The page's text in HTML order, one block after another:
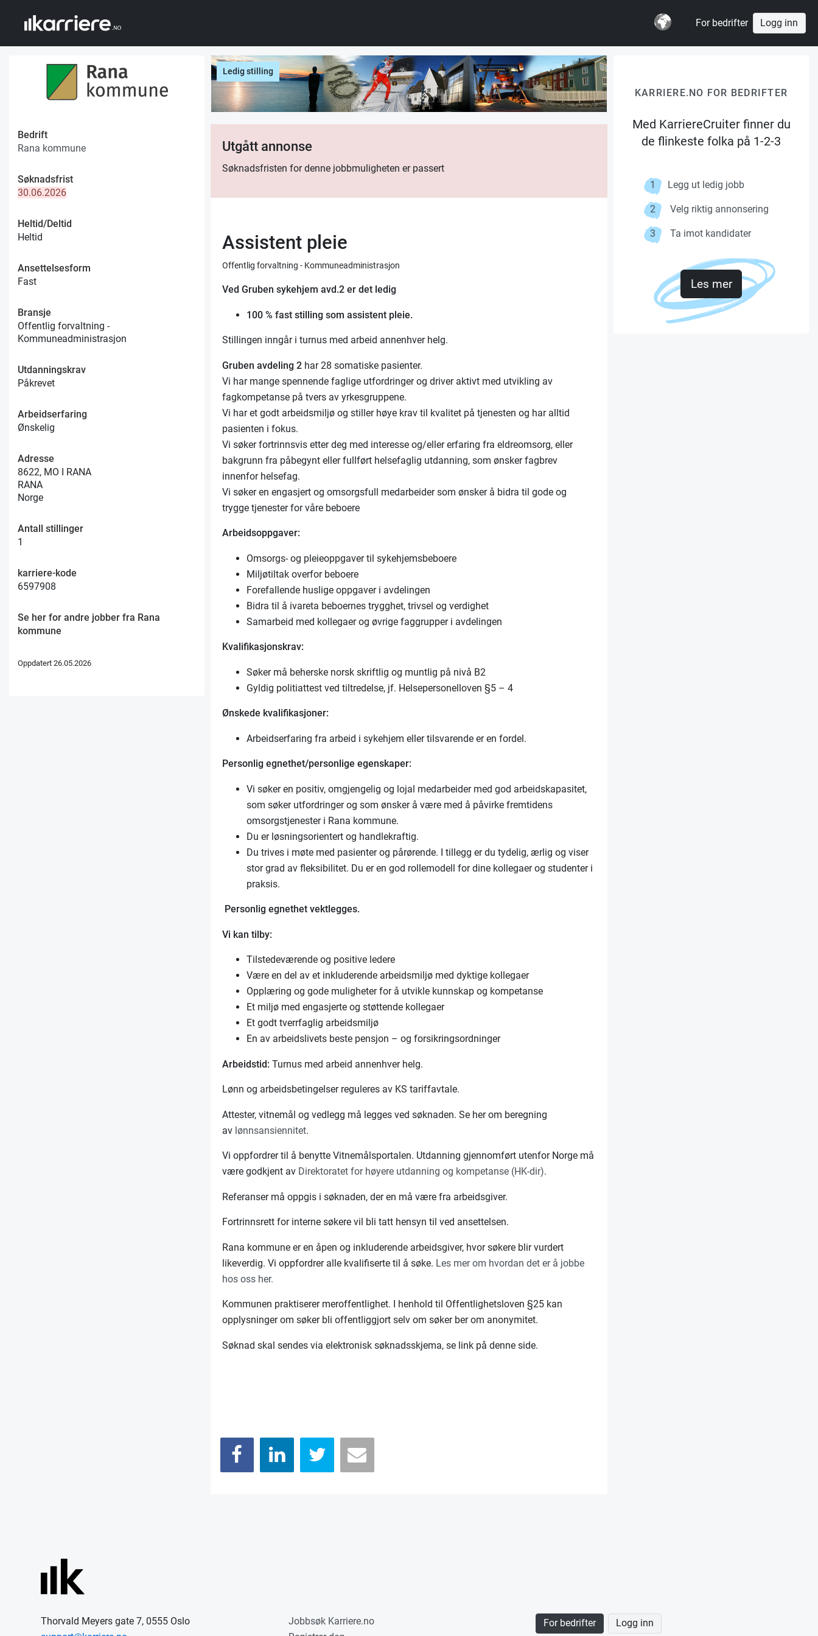
For bedrifter Logg inn
Bedrift
Rana kommune
Søknadsfrist
30.06.2026
Heltid/Deltid
Heltid
Ansettelsesform
Fast
Bransje
Offentlig forvaltning -
Kommuneadministrasjon
Utdanningskrav
Påkrevet
Arbeidserfaring
Ønskelig
Adresse
8622, MO I RANA
RANA
Norge
Antall stillinger
1
karriere-kode
6597908
Se her for andre jobber fra Rana
kommune
Oppdatert 26.05.2026
Ledig stilling
Utgått annonse
Søknadsfristen for denne jobbmuligheten er passert
Assistent pleie
Offentlig forvaltning - Kommuneadministrasjon
Ved Gruben sykehjem avd.2 er det ledig
100 % fast stilling som assistent pleie.
Stillingen inngår i turnus med arbeid annenhver helg.
Gruben avdeling 2 har 28 somatiske pasienter.
Vi har mange spennende faglige utfordringer og driver aktivt med utvikling av
fagkompetanse på tvers av yrkesgruppene.
Vi har et godt arbeidsmiljø og stiller høye krav til kvalitet på tjenesten og har alltid
pasienten i fokus.
Vi søker fortrinnsvis etter deg med interesse og/eller erfaring fra eldreomsorg, eller
bakgrunn fra påbegynt eller fullført helsefaglig utdanning, som ønsker fagbrev
innenfor helsefag.
Vi søker en engasjert og omsorgsfull medarbeider som ønsker å bidra til gode og
trygge tjenester for våre beboere
Arbeidsoppgaver:
Omsorgs- og pleieoppgaver til sykehjemsbeboere
Miljøtiltak overfor beboere
Forefallende huslige oppgaver i avdelingen
Bidra til å ivareta beboernes trygghet, trivsel og verdighet
Samarbeid med kollegaer og øvrige faggrupper i avdelingen
Kvalifikasjonskrav:
Søker må beherske norsk skriftlig og muntlig på nivå B2
Gyldig politiattest ved tiltredelse, jf. Helsepersonelloven §5 – 4
Ønskede kvalifikasjoner:
Arbeidserfaring fra arbeid i sykehjem eller tilsvarende er en fordel.
Personlig egnethet/personlige egenskaper:
Vi søker en positiv, omgjengelig og lojal medarbeider med god arbeidskapasitet,
som søker utfordringer og som ønsker å være med å påvirke fremtidens
omsorgstjenester i Rana kommune.
Du er løsningsorientert og handlekraftig.
Du trives i møte med pasienter og pårørende. I tillegg er du tydelig, ærlig og viser
stor grad av fleksibilitet. Du er en god rollemodell for dine kollegaer og studenter i
praksis.
Personlig egnethet vektlegges.
Vi kan tilby:
Tilstedeværende og positive ledere
Være en del av et inkluderende arbeidsmiljø med dyktige kollegaer
Opplæring og gode muligheter for å utvikle kunnskap og kompetanse
Et miljø med engasjerte og støttende kollegaer
Et godt tverrfaglig arbeidsmiljø
En av arbeidslivets beste pensjon – og forsikringsordninger
Arbeidstid:Turnus med arbeid annenhver helg.
Lønn og arbeidsbetingelser reguleres av KS tariffavtale.
Attester, vitnemål og vedlegg må legges ved søknaden. Se her om beregning
av lønnsansiennitet.
Vi oppfordrer til å benytte Vitnemålsportalen. Utdanning gjennomført utenfor Norge må
være godkjent av Direktoratet for høyere utdanning og kompetanse (HK-dir).
Referanser må oppgis i søknaden, der en må være fra arbeidsgiver.
Fortrinnsrett for interne søkere vil bli tatt hensyn til ved ansettelsen.
Rana kommune er en åpen og inkluderende arbeidsgiver, hvor søkere blir vurdert
likeverdig. Vi oppfordrer alle kvalifiserte til å søke. Les mer om hvordan det er å jobbe
hos oss her.
Kommunen praktiserer meroffentlighet. I henhold til Offentlighetsloven §25 kan
opplysninger om søker bli offentliggjort selv om søker ber om anonymitet.
Søknad skal sendes via elektronisk søknadsskjema, se link på denne side.
KARRIERE.NO FOR BEDRIFTER
Med KarriereCruiter finner du
de flinkeste folka på 1-2-3
1 Legg ut ledig jobb
2 Velg riktig annonsering
3 Ta imot kandidater
Les mer
Thorvald Meyers gate 7, 0555 Oslo
Jobbsøk Karriere.no
For bedrifter Logg inn